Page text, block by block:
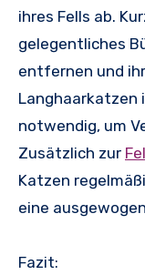
ihres Fells ab.
gelegentliches
entfernen und
Langhaarkatzen
notwendig, um
Zusätzlich zur
Katzen
eine
Fazit: